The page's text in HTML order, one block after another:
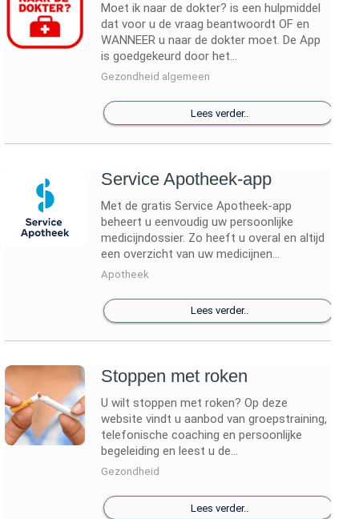
Moet ik naar de dokter? is een hulpmiddel
dat voor u de vraag beantwoordt OF en
WANNEER u naar de dokter moet. De App
is goedgekeurd door het...
Gezondheid algemeen
Lees verder..
Service Apotheek-app
Met de gratis Service Apotheek-app
beheert u eenvoudig uw persoonlijke
medicijndossier. Zo heeft u overal en altijd
een overzicht van uw medicijnen...
Apotheek
Lees verder..
Stoppen met roken
U wilt stoppen met roken? Op deze
website vindt u aanbod van groepstraining,
telefonische coaching en persoonlijke
begeleiding en leest u de...
Gezondheid
Lees verder..